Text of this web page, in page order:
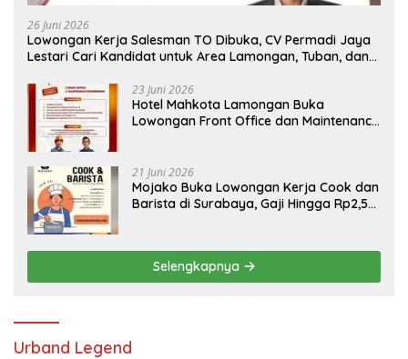
26 Juni 2026
Lowongan Kerja Salesman TO Dibuka, CV Permadi Jaya
Lestari Cari Kandidat untuk Area Lamongan, Tuban, dan
23 Juni 2026
Hotel Mahkota Lamongan Buka
Lowongan Front Office dan Maintenance
21 Juni 2026
Mojako Buka Lowongan Kerja Cook dan
Barista di Surabaya, Gaji Hingga Rp2,5
Selengkapnya
Urband Legend